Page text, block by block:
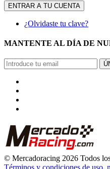
¿Olvidaste tu clave?
MANTENTE AL DÍA DE
© Mercadoracing 2026 Todos los
Términos y condiciones de uso,
VOLVER ARRIBA